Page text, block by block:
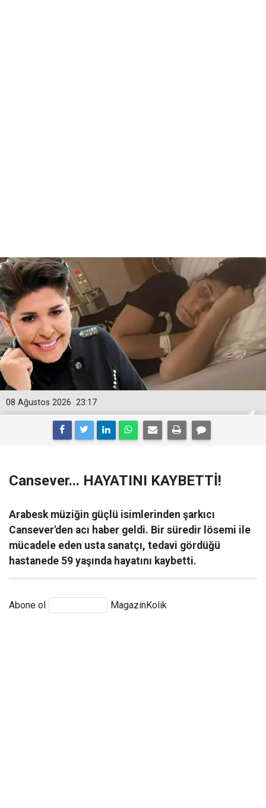
23:17
08 Ağustos 2026
Cansever... HAYATINI KAYBETTİ!
Arabesk müziğin güçlü isimlerinden şarkıcı
Cansever'den acı haber geldi. Bir süredir lösemi ile
mücadele eden usta sanatçı, tedavi gördüğü
hastanede 59 yaşında hayatını kaybetti.
Abone ol MagazinKolik